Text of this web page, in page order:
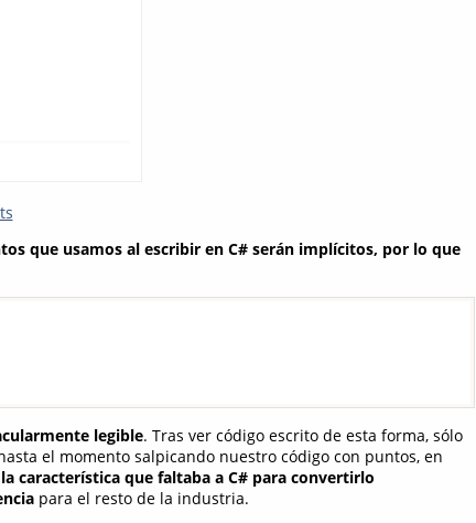
que usamos al escribir en C# serán implícitos, por lo que
legible. Tras ver código escrito de esta forma, sólo
el momento salpicando nuestro código con puntos, en
la característica que faltaba a C# para convertirlo
para el resto de la industria.